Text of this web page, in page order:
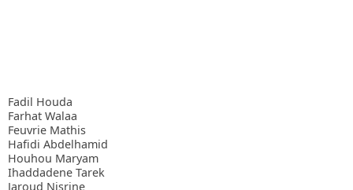
Fadil Houda
Farhat Walaa
Feuvrie Mathis
Hafidi Abdelhamid
Houhou Maryam
Ihaddadene Tarek
Jaroud Nisrine